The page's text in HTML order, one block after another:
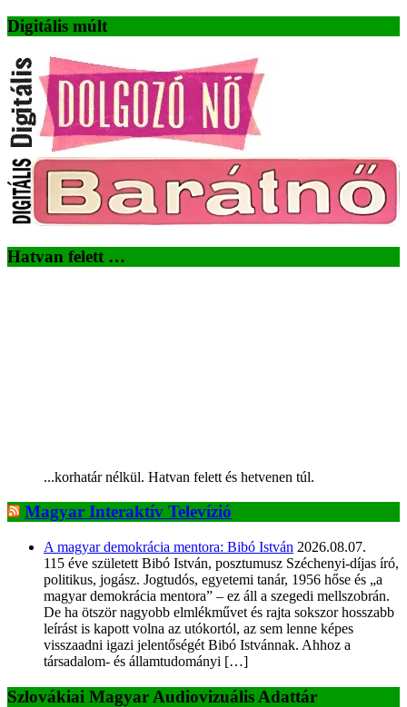
Digitális múlt
Hatvan felett …
...korhatár nélkül. Hatvan felett és hetvenen túl.
Magyar Interaktív Televízió
A magyar demokrácia mentora: Bibó István 2026.08.07.
115 éve született Bibó István, posztumusz Széchenyi-díjas író,
politikus, jogász. Jogtudós, egyetemi tanár, 1956 hőse és „a
magyar demokrácia mentora” – ez áll a szegedi mellszobrán.
De ha ötször nagyobb elmlékművet és rajta sokszor hosszabb
leírást is kapott volna az utókortól, az sem lenne képes
visszaadni igazi jelentőségét Bibó Istvánnak. Ahhoz a
társadalom- és államtudományi […]
Szlovákiai Magyar Audiovizuális Adattár